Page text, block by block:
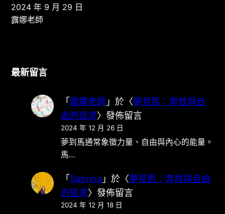
2024 年 9 月 29 日
露娜老師
最新留言
「露娜老師」於〈夢見馬：奔放與自
由的追求〉發佈留言
2024 年 12 月 26 日
夢到馬通常象徵力量、自由與內心的能量。
馬…
「 Sabrina 」於〈夢見馬：奔放與自由
的追求〉發佈留言
2024 年 12 月 18 日